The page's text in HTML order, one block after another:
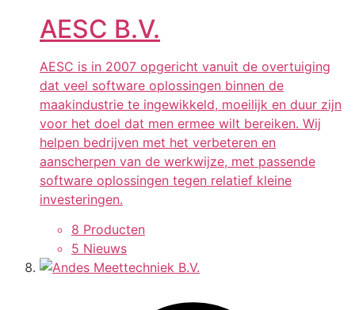
AESC B.V.
AESC is in 2007 opgericht vanuit de overtuiging
dat veel software oplossingen binnen de
maakindustrie te ingewikkeld, moeilijk en duur zijn
voor het doel dat men ermee wilt bereiken. Wij
helpen bedrijven met het verbeteren en
aanscherpen van de werkwijze, met passende
software oplossingen tegen relatief kleine
investeringen.
8 Producten
5 Nieuws